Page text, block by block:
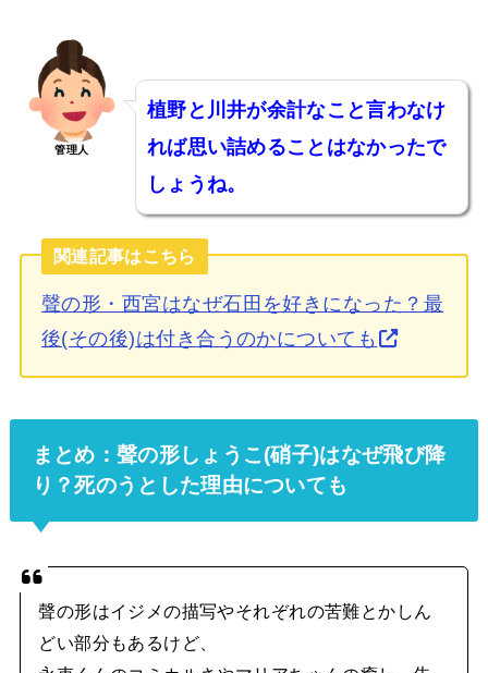
管理人
植野と川井が余計なこと言わなけ
れば思い詰めることはなかったで
しょうね。
関連記事はこちら
聲の形・西宮はなぜ石田を好きになった？最
後(その後)は付き合うのかについても
まとめ：聲の形しょうこ(硝子)はなぜ飛び降
り？死のうとした理由についても
聲の形はイジメの描写やそれぞれの苦難とかしん
どい部分もあるけど、